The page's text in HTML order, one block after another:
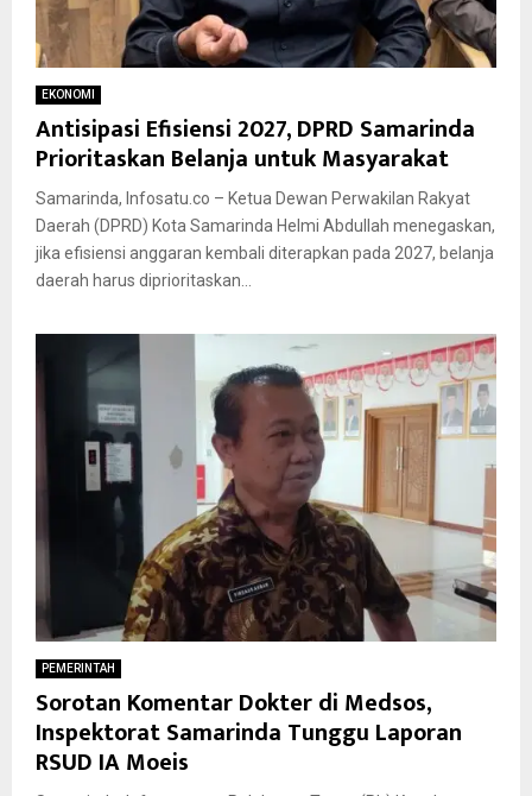
EKONOMI
Antisipasi Efisiensi 2027, DPRD Samarinda
Prioritaskan Belanja untuk Masyarakat
Samarinda, Infosatu.co – Ketua Dewan Perwakilan Rakyat
Daerah (DPRD) Kota Samarinda Helmi Abdullah menegaskan,
jika efisiensi anggaran kembali diterapkan pada 2027, belanja
daerah harus diprioritaskan...
PEMERINTAH
Sorotan Komentar Dokter di Medsos,
Inspektorat Samarinda Tunggu Laporan
RSUD IA Moeis